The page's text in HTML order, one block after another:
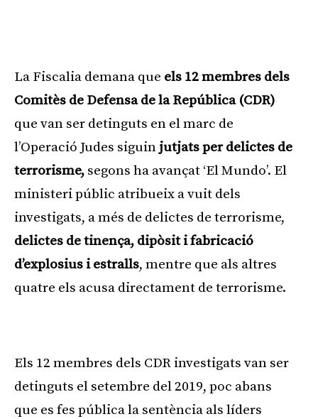
La Fiscalia demana que els 12 membres dels
Comitès de Defensa de la República (CDR)
que van ser detinguts en el marc de
l’Operació Judes siguin jutjats per delictes de
terrorisme, segons ha avançat ‘El Mundo’. El
ministeri públic atribueix a vuit dels
investigats, a més de delictes de terrorisme,
delictes de tinença, dipòsit i fabricació
d’explosius i estralls, mentre que als altres
quatre els acusa directament de terrorisme.
Els 12 membres dels CDR investigats van ser
detinguts el setembre del 2019, poc abans
que es fes pública la sentència als líders